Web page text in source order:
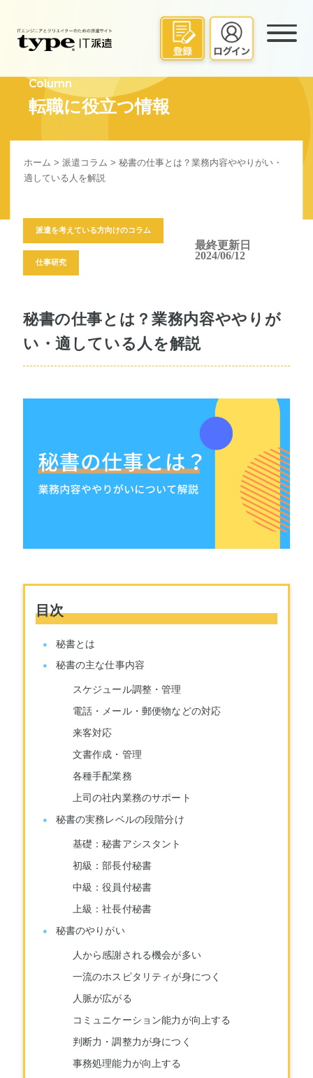
Column
転職に役立つ情報
ホーム >派遣コラム > 秘書の仕事とは？業務内容ややりがい・
適している人を解説
派遣を考えている方向けのコラム
仕事研究
最終更新日
2024/06/12
秘書の仕事とは？業務内容ややりが
い・適している人を解説
目次
秘書とは
秘書の主な仕事内容
スケジュール調整・管理
電話・メール・郵便物などの対応
来客対応
文書作成・管理
各種手配業務
上司の社内業務のサポート
秘書の実務レベルの段階分け
基礎：秘書アシスタント
初級：部長付秘書
中級：役員付秘書
上級：社長付秘書
秘書のやりがい
人から感謝される機会が多い
一流のホスピタリティが身につく
人脈が広がる
コミュニケーション能力が向上する
判断力・調整力が身につく
事務処理能力が向上する